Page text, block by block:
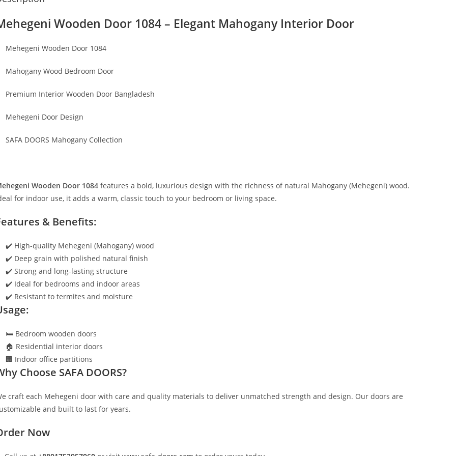
Wooden Door 1084 – Elegant Mahogany Interior Door
Mehegeni Wooden Door 1084
Mahogany Wood Bedroom Door
Premium Interior Wooden Door Bangladesh
Mehegeni Door Design
SAFA DOORS Mahogany Collection
Wooden Door 1084 features a bold, luxurious design with the richness of natural Mahogany (Mehegeni) wood.
for indoor use, it adds a warm, classic touch to your bedroom or living space.
& Benefits:
✔️ High-quality Mehegeni (Mahogany) wood
✔️ Deep grain with polished natural finish
✔️ Strong and long-lasting structure
✔️ Ideal for bedrooms and indoor areas
✔️ Resistant to termites and moisture
🛏️ Bedroom wooden doors
🏠 Residential interior doors
🏢 Indoor office partitions
Choose SAFA DOORS?
craft each Mehegeni door with care and quality materials to deliver unmatched strength and design. Our doors are
and built to last for years.
Now